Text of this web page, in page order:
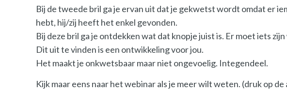
Bij de tweede bril ga je ervan uit dat je gekwetst wordt omdat er
hebt, hij/zij heeft het enkel gevonden.
Bij deze bril ga je ontdekken wat dat knopje juist is. Er moet iets
Dit uit te vinden is een ontwikkeling voor jou.
Het maakt je onkwetsbaar maar niet ongevoelig. Integendeel.
Kijk maar eens naar het webinar als je meer wilt weten. (druk op